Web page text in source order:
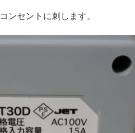
ンセントに刺します。